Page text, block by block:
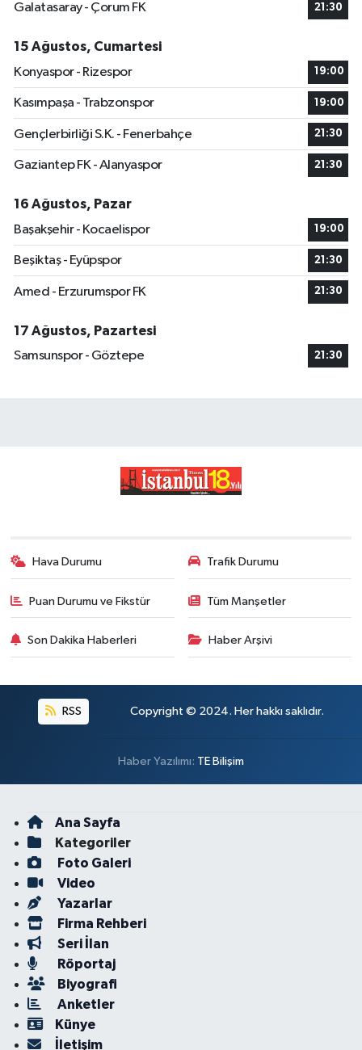
Galatasaray - Çorum FK
21:30
15 Ağustos, Cumartesi
Konyaspor - Rizespor
19:00
Kasımpaşa - Trabzonspor 19:00
Gençlerbirliği S.K. - Fenerbahçe 21:30
Gaziantep FK - Alanyaspor 21:30
16 Ağustos, Pazar
Başakşehir - Kocaelispor
19:00
Beşiktaş - Eyüpspor 21:30
Amed - Erzurumspor FK 21:30
17 Ağustos, Pazartesi
Samsunspor - Göztepe
21:30
Hava Durumu Trafik Durumu
Puan Durumu ve Fikstür Tüm Manşetler
Son Dakika Haberleri Haber Arşivi
RSS Copyright © 2024. Her hakkı saklıdır.
Haber Yazılımı: TE Bilişim
Ana Sayfa
Kategoriler
Foto Galeri
Video
Yazarlar
Firma Rehberi
Seri İlan
Röportaj
Biyografi
Anketler
Künye
İletişim